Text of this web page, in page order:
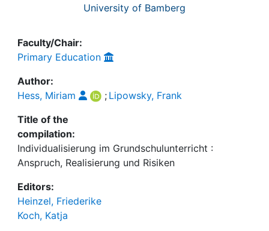
University of Bamberg
Faculty/Chair:
Primary Education
Author:
Hess, Miriam
; Lipowsky, Frank
Title of the
compilation:
Individualisierung im Grundschulunterricht :
Anspruch, Realisierung und Risiken
Editors:
Heinzel, Friederike
Koch, Katja